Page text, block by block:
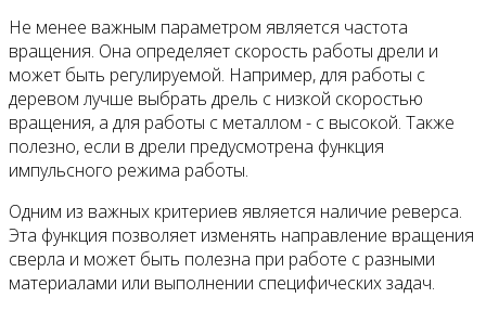
Не менее важным параметром является частота
вращения. Она определяет скорость работы дрели и
может быть регулируемой. Например, для работы с
деревом лучше выбрать дрель с низкой скоростью
вращения, а для работы с металлом - с высокой. Также
полезно, если в дрели предусмотрена функция
импульсного режима работы.
Одним из важных критериев является наличие реверса.
Эта функция позволяет изменять направление вращения
сверла и может быть полезна при работе с разными
материалами или выполнении специфических задач.